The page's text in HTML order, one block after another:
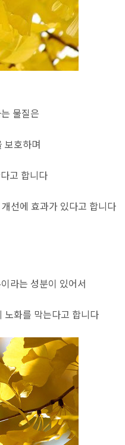
물질은
보호하며
고 합니다
선에 효과가 있다고 합니다
라는 성분이 있어서
노화를 막는다고 합니다